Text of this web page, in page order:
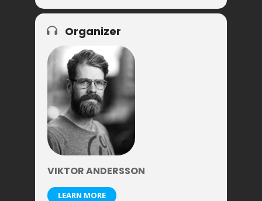
Organizer
VIKTOR ANDERSSON
LEARN MORE